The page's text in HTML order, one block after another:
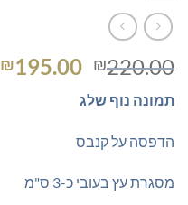
₪220.00
המחיר
היה:
₪195.00
תמונה נוף שלג
הדפסה על קנבס
מסגרת עץ בעובי כ-3 ס"מ